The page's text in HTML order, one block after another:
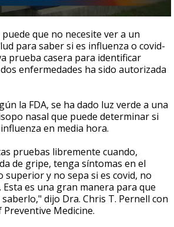
que no necesite ver a un
para saber si es influenza o covid-
prueba casera para identificar
enfermedades ha sido autorizada
la FDA, se ha dado luz verde a una
nasal que puede determinar si
en media hora.
pruebas libremente cuando,
de gripe, tenga síntomas en el
y no sepa si es covid, no
Esta es una gran manera para que
dijo Dra. Chris T. Pernell con
Medicine.